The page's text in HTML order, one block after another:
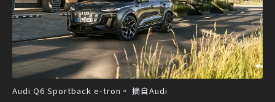
Audi Q6 Sportback e-tron。 摘自Audi